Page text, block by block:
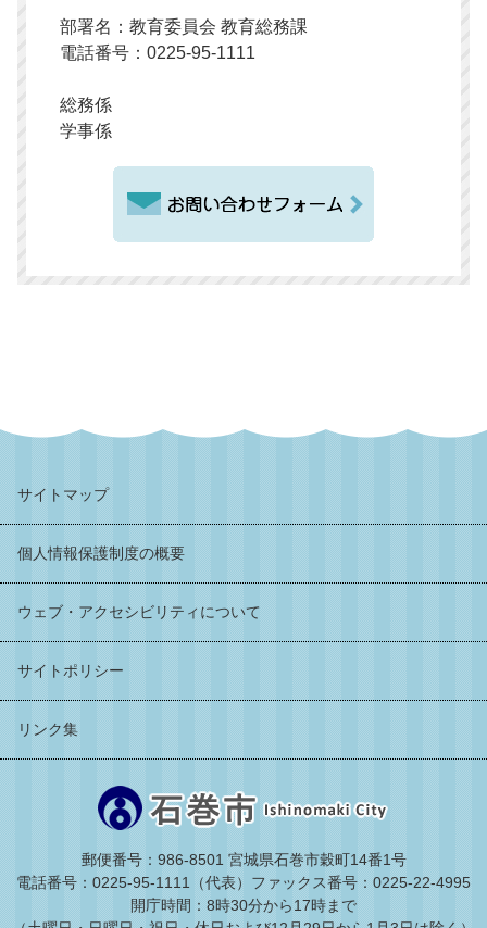
部署名：教育委員会 教育総務課
電話番号：0225-95-1111
総務係
学事係
サイトマップ
個人情報保護制度の概要
ウェブ・アクセシビリティについて
サイトポリシー
リンク集
郵便番号：986-8501 宮城県石巻市穀町14番1号
電話番号：0225-95-1111（代表） ファックス番号：0225-22-4995
開庁時間：8時30分から17時まで